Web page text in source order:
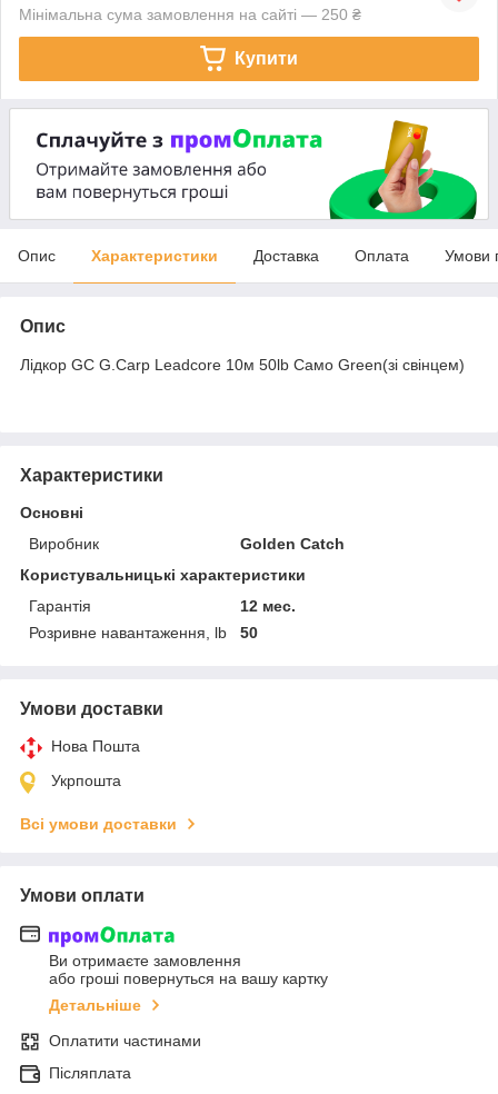
Мінімальна сума замовлення на сайті — 250 ₴
Купити
Опис Характеристики Доставка Оплата Умови
Опис
Лідкор GC G.Carp Leadcore 10м 50lb Caмo Green(зі свінцем)
Характеристики
Основні
Виробник
Golden Catch
Користувальницькі характеристики
Гарантія
12 мес.
Розривне навантаження, lb
50
Умови доставки
Нова Пошта
Укрпошта
Всі умови доставки
Умови оплати
Ви отримаєте замовлення
або гроші повернуться на вашу картку
Детальніше
Оплатити частинами
Післяплата